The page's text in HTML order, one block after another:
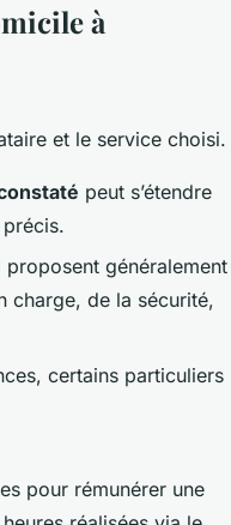
à
et le service choisi.
peut s’étendre
proposent généralement
charge, de la sécurité,
certains particuliers
pour rémunérer une